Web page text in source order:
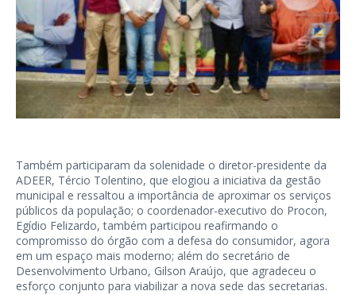
Também participaram da solenidade o diretor-presidente da
ADEER, Tércio Tolentino, que elogiou a iniciativa da gestão
municipal e ressaltou a importância de aproximar os serviços
públicos da população; o coordenador-executivo do Procon,
Egídio Felizardo, também participou reafirmando o
compromisso do órgão com a defesa do consumidor, agora
em um espaço mais moderno; além do secretário de
Desenvolvimento Urbano, Gilson Araújo, que agradeceu o
esforço conjunto para viabilizar a nova sede das secretarias.